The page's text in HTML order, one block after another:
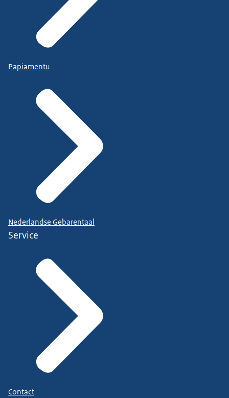
Papiamentu
Nederlandse Gebarentaal
Service
Contact